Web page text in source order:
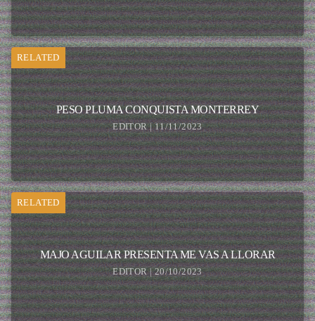
RELATED
PESO PLUMA CONQUISTA MONTERREY
EDITOR | 11/11/2023
RELATED
MAJO AGUILAR PRESENTA ME VAS A LLORAR
EDITOR | 20/10/2023